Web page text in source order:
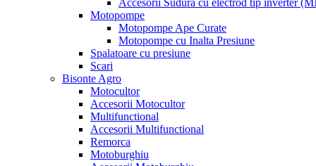
Accesorii Sudura cu electrod tip inverter
Motopompe
Motopompe Ape Curate
Motopompe cu Inalta Presiune
Spalatoare cu presiune
Scari
Bisonte Agro
Motocultor
Accesorii Motocultor
Multifunctional
Accesorii Multifunctional
Remorca
Motoburghiu